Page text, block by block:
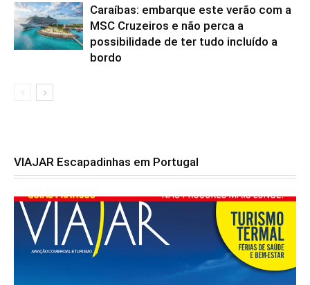
Caraíbas: embarque este verão com a
MSC Cruzeiros e não perca a
possibilidade de ter tudo incluído a
bordo
VIAJAR Escapadinhas em Portugal